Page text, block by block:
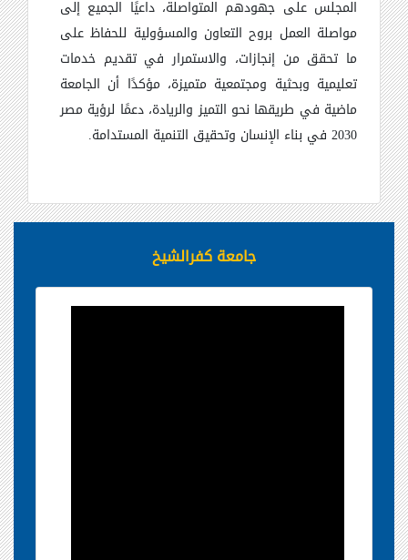
المجلس على جهودهم المتواصلة، داعيًا الجميع إلى
مواصلة العمل بروح التعاون والمسؤولية للحفاظ على
ما تحقق من إنجازات، والاستمرار في تقديم خدمات
تعليمية وبحثية ومجتمعية متميزة، مؤكدًا أن الجامعة
ماضية في طريقها نحو التميز والريادة، دعمًا لرؤية مصر
2030 في بناء الإنسان وتحقيق التنمية المستدامة.
جامعة كفرالشيخ